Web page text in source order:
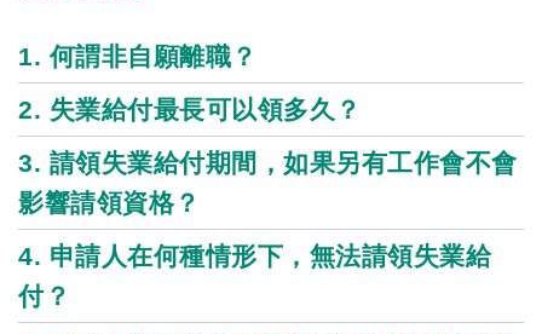
1. 何謂非自願離職？
2. 失業給付最長可以領多久？
3. 請領失業給付期間，如果另有工作會不會
影響請領資格？
4. 申請人在何種情形下，無法請領失業給
付？